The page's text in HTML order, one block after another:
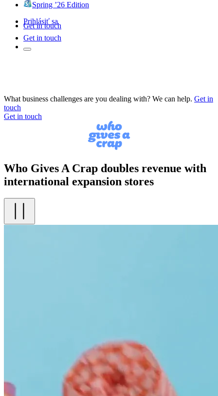
Spring ’26 Edition
Prihlásiť sa
Get in touch
Get in touch
What business challenges are you dealing with? We can help. Get in
touch
Get in touch
Who Gives A Crap doubles revenue with
international expansion stores